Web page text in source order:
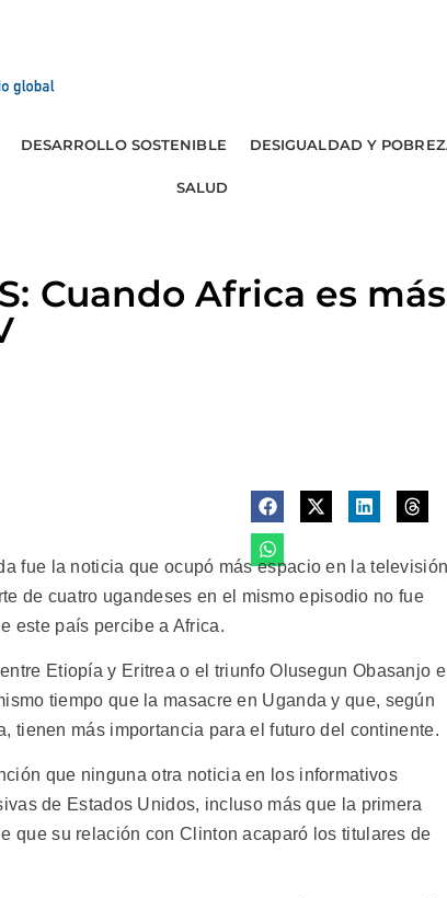
DESARROLLO SOSTENIBLE DESIGUALDAD Y
SALUD
Cuando Africa es
fue la noticia que ocupó más espacio en la
de cuatro ugandeses en el mismo episodio no fue
este país percibe a Africa.
Etiopía y Eritrea o el triunfo Olusegun Obasanjo
tiempo que la masacre en Uganda y que, según
tienen más importancia para el futuro del continente.
que ninguna otra noticia en los informativos
de Estados Unidos, incluso más que la primera
que su relación con Clinton acaparó los titulares de